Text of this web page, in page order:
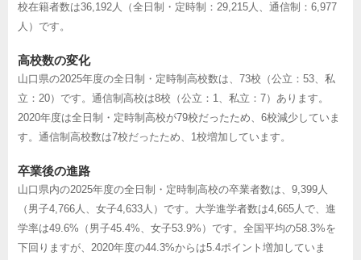
校在籍者数は36,192人（全日制・定時制：29,215人、通信制：6,977
人）です。
高校数の変化
山口県の2025年度の全日制・定時制高校数は、73校（公立：53、私
立：20）です。通信制高校は8校（公立：1、私立：7）あります。
2020年度は全日制・定時制高校が79校だったため、6校減少していま
す。通信制高校数は7校だったため、1校増加しています。
卒業後の進路
山口県内の2025年度の全日制・定時制高校の卒業者数は、9,399人
（男子4,766人、女子4,633人）です。大学進学者数は4,665人で、進
学率は49.6%（男子45.4%、女子53.9%）です。全国平均の58.3%を
下回りますが、2020年度の44.3%からは5.4ポイント増加していま